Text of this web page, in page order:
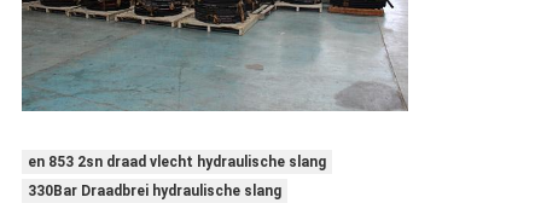
en 853 2sn draad vlecht hydraulische slang
330Bar Draadbrei hydraulische slang